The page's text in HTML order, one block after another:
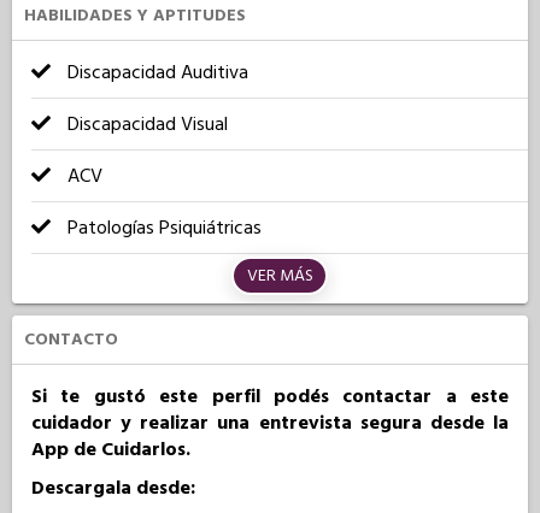
HABILIDADES Y APTITUDES
Discapacidad Auditiva
Discapacidad Visual
ACV
Patologías Psiquiátricas
VER MÁS
CONTACTO
Si te gustó este perfil podés contactar a este
cuidador y realizar una entrevista segura desde la
App de Cuidarlos.
Descargala desde: